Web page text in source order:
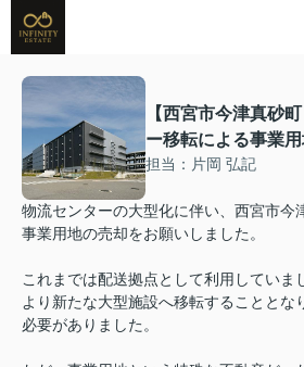
【西宮市今津真砂
ー移転による事業用
担当：片岡 弘記
物流センターの大型化に伴い、西宮市今
事業用地の売却をお願いしました。
これまでは配送拠点として利用していま
より新たな大型施設へ移転することとな
必要がありました。